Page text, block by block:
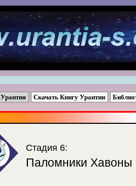
Урантия Скачать Книгу Урантии
Стадия 6:
Паломники Хавоны